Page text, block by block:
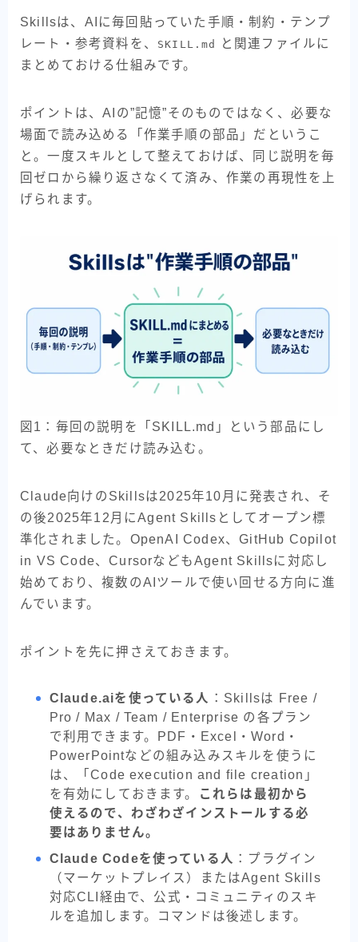
Skillsは、AIに毎回貼っていた手順・制約・テンプ
レート・参考資料を、
SKILL.md
と関連ファイルに
まとめておける仕組みです。
ポイントは、AIの”記憶”そのものではなく、必要な
場面で読み込める「作業手順の部品」だというこ
と。一度スキルとして整えておけば、同じ説明を毎
回ゼロから繰り返さなくて済み、作業の再現性を上
げられます。
図1：毎回の説明を「SKILL.md」という部品にし
て、必要なときだけ読み込む。
Claude向けのSkillsは2025年10月に発表され、そ
の後2025年12月にAgent Skillsとしてオープン標
準化されました。OpenAI Codex、GitHub Copilot
in VS Code、CursorなどもAgent Skillsに対応し
始めており、複数のAIツールで使い回せる方向に進
んでいます。
ポイントを先に押さえておきます。
Claude.aiを使っている人 ：Skillsは Free /
Pro / Max / Team / Enterprise の各プラン
で利用できます。PDF・Excel・Word・
PowerPointなどの組み込みスキルを使うに
は、「Code execution and file creation」
を有効にしておきます。
これらは最初から
使えるので、わざわざインストールする必
要はありません。
Claude Codeを使っている人 ：プラグイン
（マーケットプレイス）またはAgent Skills
対応CLI経由で、公式・コミュニティのスキ
ルを追加します。コマンドは後述します。